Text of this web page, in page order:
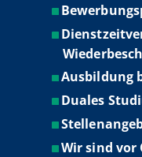
Ausbildung
Duales
Wir sind vor